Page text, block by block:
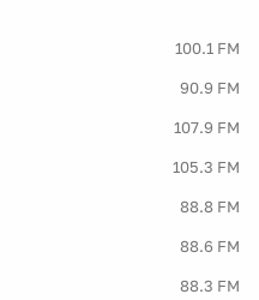
100.1 FM
90.9 FM
107.9 FM
105.3 FM
88.8 FM
88.6 FM
88.3 FM